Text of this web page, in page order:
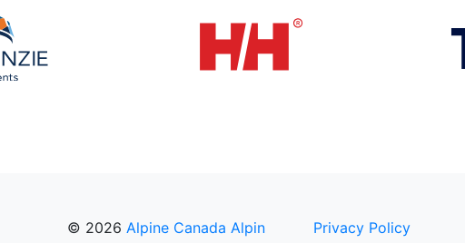
© 2026 Alpine Canada Alpin Privacy Policy